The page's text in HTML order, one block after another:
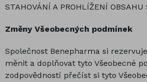
STAHOVÁNÍ A PROHLÍŽENÍ OBSAHU
Změny Všeobecných podmínek
Společnost Benepharma si
měnit a doplňovat tyto Všeobecné
zodpovědností přečíst si tyto